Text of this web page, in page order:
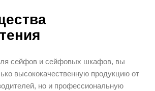
сейфов и сейфовых шкафов, вы
высококачественную продукцию от
но и профессиональную